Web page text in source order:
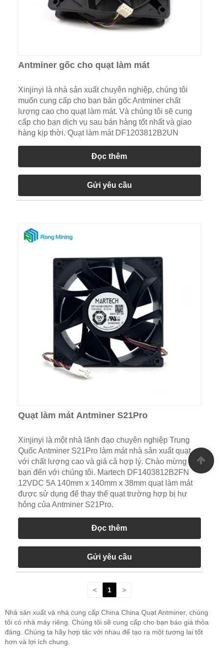
Antminer gốc cho quạt làm mát
Xinjinyi là nhà sản xuất chuyên nghiệp, chúng tôi
muốn cung cấp cho bạn bản gốc Antminer chất
lượng cao cho quạt làm mát. Và chúng tôi sẽ cung
cấp cho bạn dịch vụ sau bán hàng tốt nhất và giao
hàng kịp thời. Quạt làm mát DF1203812B2UN
Đọc thêm
Gửi yêu cầu
Quạt làm mát Antminer S21Pro
Xinjinyi là một nhà lãnh đạo chuyên nghiệp Trung
Quốc Antminer S21Pro làm mát nhà sản xuất quạt
với chất lượng cao và giá cả hợp lý. Chào mừng
bạn đến với chúng tôi. Martech DF1403812B2FN
12VDC 5A 140mm x 140mm x 38mm quạt làm mát
được sử dụng để thay thế quạt trường hợp bị hư
hỏng của Antminer S21Pro.
Đọc thêm
Gửi yêu cầu
< 1 >
Nhà sản xuất và nhà cung cấp China China Quạt Antminer, chúng
tôi có nhà máy riêng. Chúng tôi sẽ cung cấp cho bạn báo giá thỏa
đáng. Chúng ta hãy hợp tác với nhau để tạo ra một tương lai tốt
hơn và lợi ích chung.